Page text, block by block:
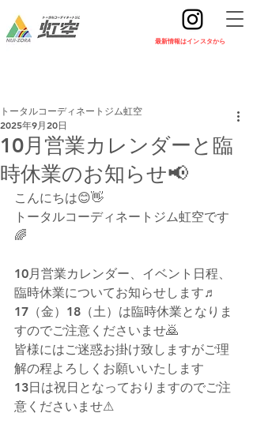
​最新情報はインスタから
10月営業カレンダーと臨
時休業のお知らせ📢
トータルコーディネートジム虹空
2025年9月20日
こんにちは😊👋
トータルコーディネートジム虹空です
🌈
10月営業カレンダー、イベント日程、
臨時休業についてお知らせします♬
17（金）18（土）は臨時休業となりま
すのでご注意くださいませ🙇
皆様にはご迷惑お掛け致しますがご理
解の程よろしくお願いいたします
13日は祝日となっておりますのでご注
意くださいませ⚠